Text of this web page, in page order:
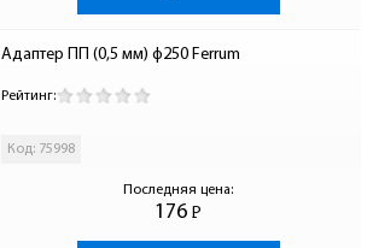
Адаптер ПП (0,5 мм) ф250 Ferrum
Рейтинг:
Код: 75998
Последняя цена:
176 Р
-